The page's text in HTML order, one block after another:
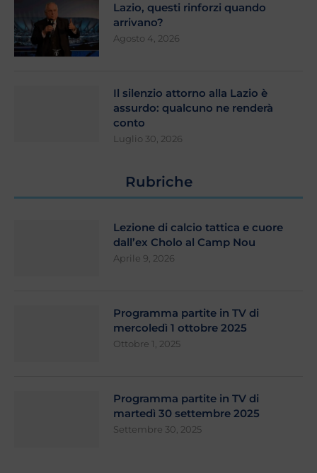
Lazio, questi rinforzi quando
arrivano?
Agosto 4, 2026
Il silenzio attorno alla Lazio è
assurdo: qualcuno ne renderà
conto
Luglio 30, 2026
Rubriche
Lezione di calcio tattica e cuore
dall’ex Cholo al Camp Nou
Aprile 9, 2026
Programma partite in TV di
mercoledì 1 ottobre 2025
Ottobre 1, 2025
Programma partite in TV di
martedì 30 settembre 2025
Settembre 30, 2025